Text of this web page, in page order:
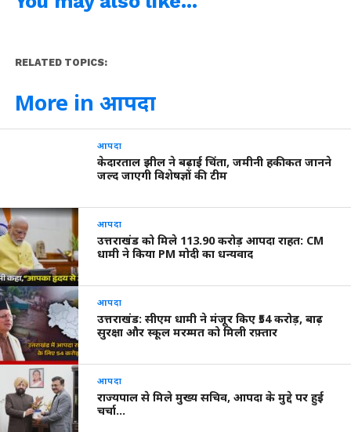
RELATED TOPICS:
More in आपदा
आपदा
केदारताल झील ने बढ़ाई चिंता, जमीनी हकीकत जानने
जल्द जाएगी विशेषज्ञों की टीम
आपदा
उत्तराखंड को मिले 113.90 करोड़ आपदा राहत: CM
धामी ने किया PM मोदी का धन्यवाद
आपदा
उत्तराखंड: सीएम धामी ने मंजूर किए ₹54 करोड़, बाढ़
सुरक्षा और स्कूल मरम्मत को मिली रफ़्तार
आपदा
राज्यपाल से मिले मुख्य सचिव, आपदा के मुद्दे पर हुई
चर्चा…